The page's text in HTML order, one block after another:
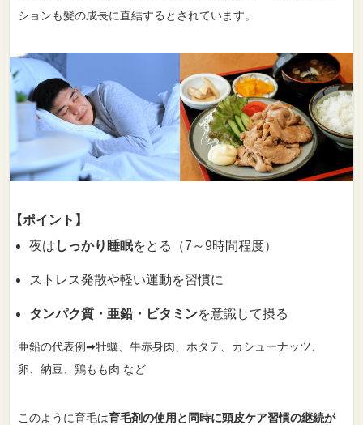
ションも髪の成長に直結するとされています。
【ポイント】
夜は しっかり睡眠をとる（7～9時間程度）
ストレス発散や軽い運動を習慣に
タンパク質・亜鉛・ビタミンを意識して摂る
亜鉛の代表例➡牡蠣、牛赤身肉、ホタテ、カシューナッツ、
卵、納豆、鶏もも肉 など
このように育毛は育毛剤の使用と同時に頭皮ケア習慣の継続が